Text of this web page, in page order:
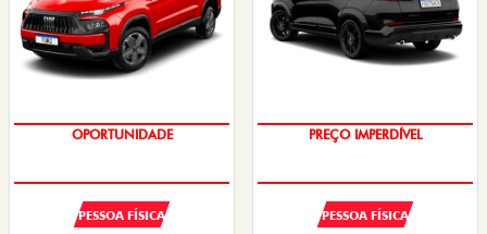
OPORTUNIDADE
PESSOA FÍSICA
PREÇO IMPERDÍVEL
PESSOA FÍSICA